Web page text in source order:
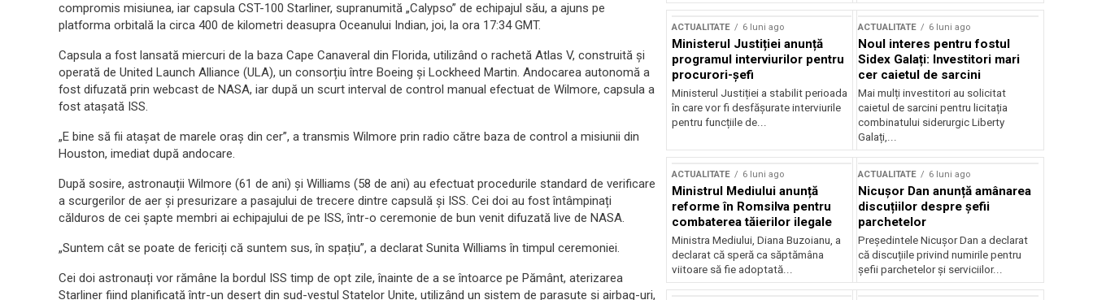
compromis misiunea, iar capsula CST-100 Starliner, supranumită „Calypso” de echipajul său, a ajuns pe
platforma orbitală la circa 400 de kilometri deasupra Oceanului Indian, joi, la ora 17:34 GMT.
Capsula a fost lansată miercuri de la baza Cape Canaveral din Florida, utilizând o rachetă Atlas V, construită și
operată de United Launch Alliance (ULA), un consorțiu între Boeing și Lockheed Martin. Andocarea autonomă a
fost difuzată prin webcast de NASA, iar după un scurt interval de control manual efectuat de Wilmore, capsula a
fost atașată ISS.
„E bine să fii atașat de marele oraș din cer”, a transmis Wilmore prin radio către baza de control a misiunii din
Houston, imediat după andocare.
După sosire, astronauții Wilmore (61 de ani) și Williams (58 de ani) au efectuat procedurile standard de verificare
a scurgerilor de aer și presurizare a pasajului de trecere dintre capsulă și ISS. Cei doi au fost întâmpinați
călduros de cei șapte membri ai echipajului de pe ISS, într-o ceremonie de bun venit difuzată live de NASA.
„Suntem cât se poate de fericiți că suntem sus, în spațiu”, a declarat Sunita Williams în timpul ceremoniei.
Cei doi astronauți vor rămâne la bordul ISS timp de opt zile, înainte de a se întoarce pe Pământ, aterizarea
Starliner fiind planificată într-un deșert din sud-vestul Statelor Unite, utilizând un sistem de parașute și airbag-uri,
ACTUALITATE 6 luni ago
Ministerul Justiției anunță
programul interviurilor pentru
procurori-șefi
Ministerul Justiției a stabilit perioada
în care vor fi desfășurate interviurile
pentru funcțiile de...
ACTUALITATE 6 luni ago
Noul interes pentru fostul
Sidex Galați: Investitori mari
cer caietul de sarcini
Mai mulți investitori au solicitat
caietul de sarcini pentru licitația
combinatului siderurgic Liberty
Galați,...
ACTUALITATE 6 luni ago
Ministrul Mediului anunță
reforme în Romsilva pentru
combaterea tăierilor ilegale
Ministra Mediului, Diana Buzoianu, a
declarat că speră ca săptămâna
viitoare să fie adoptată...
ACTUALITATE 6 luni ago
Nicușor Dan anunță amânarea
discuțiilor despre șefii
parchetelor
Președintele Nicușor Dan a declarat
că discuțiile privind numirile pentru
șefii parchetelor și serviciilor...